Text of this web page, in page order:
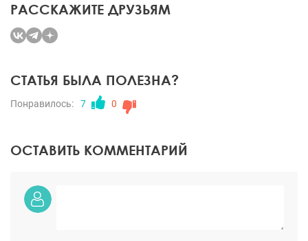
РАССКАЖИТЕ ДРУЗЬЯМ
СТАТЬЯ БЫЛА ПОЛЕЗНА?
Понравилось: 7 0
ОСТАВИТЬ КОММЕНТАРИЙ